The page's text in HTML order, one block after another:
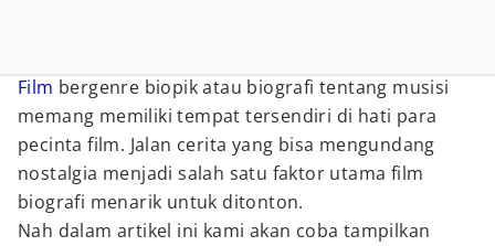
Film bergenre biopik atau biografi tentang musisi
memang memiliki tempat tersendiri di hati para
pecinta film. Jalan cerita yang bisa mengundang
nostalgia menjadi salah satu faktor utama film
biografi menarik untuk ditonton.
Nah dalam artikel ini kami akan coba tampilkan